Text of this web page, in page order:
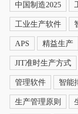
中国制造2025
工业生产软件
APS 精益生产
JIT准时生产方式
管理软件 智能
生产管理原则